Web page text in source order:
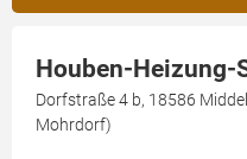
Houben-Heizung-
Dorfstraße 4 b, 18586
Mohrdorf)